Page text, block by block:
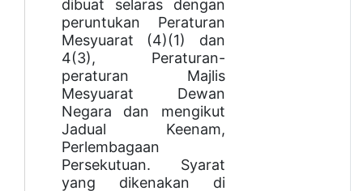
dibuat selaras dengan
peruntukan Peraturan
Mesyuarat (4)(1) dan
4(3), Peraturan-
peraturan Majlis
Mesyuarat Dewan
Negara dan mengikut
Jadual Keenam,
Perlembagaan
Persekutuan. Syarat
yang dikenakan di